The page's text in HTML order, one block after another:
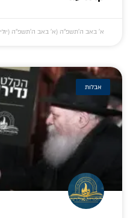
א׳ באב ה׳תשפ״ה (א׳ באב ה׳תשפ״ה (יולי 26, 2025))
אבלות